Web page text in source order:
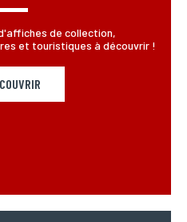
de collection,
et touristiques à découvrir !